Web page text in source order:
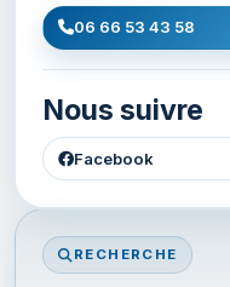
06 66 53 43 58
Nous suivre
Facebook
RECHERCHE